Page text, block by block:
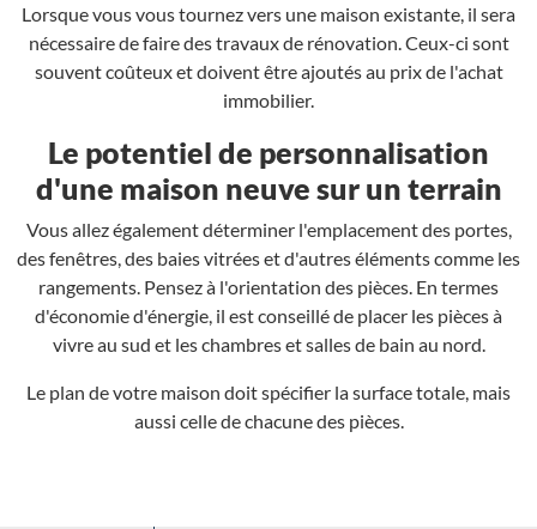
Lorsque vous vous tournez vers une maison existante, il sera
nécessaire de faire des travaux de rénovation. Ceux-ci sont
souvent coûteux et doivent être ajoutés au prix de l'achat
immobilier.
Le potentiel de personnalisation
d'une maison neuve sur un terrain
Vous allez également déterminer l'emplacement des portes,
des fenêtres, des baies vitrées et d'autres éléments comme les
rangements. Pensez à l'orientation des pièces. En termes
d'économie d'énergie, il est conseillé de placer les pièces à
vivre au sud et les chambres et salles de bain au nord.
Le plan de votre maison doit spécifier la surface totale, mais
aussi celle de chacune des pièces.